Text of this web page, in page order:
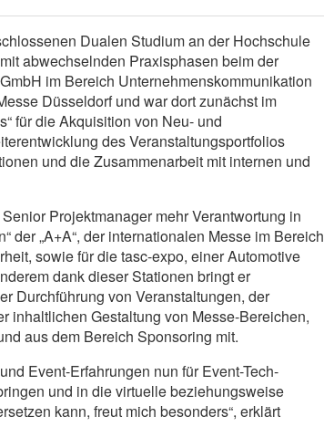
Dualen Studium an der Hochschule
abwechselnden Praxisphasen beim der
im Bereich Unternehmenskommunikation
Düsseldorf und war dort zunächst im
für die Akquisition von Neu- und
des Veranstaltungsportfolios
und die Zusammenarbeit mit internen und
Projektmanager mehr Verantwortung in
der „A+A“, der internationalen Messe im Bereich
sowie für die tasc-expo, einer Automotive
dank dieser Stationen bringt er
Durchführung von Veranstaltungen, der
inhaltlichen Gestaltung von Messe-Bereichen,
aus dem Bereich Sponsoring mit.
Event-Erfahrungen nun für Event-Tech-
und in die virtuelle beziehungsweise
kann, freut mich besonders“, erklärt